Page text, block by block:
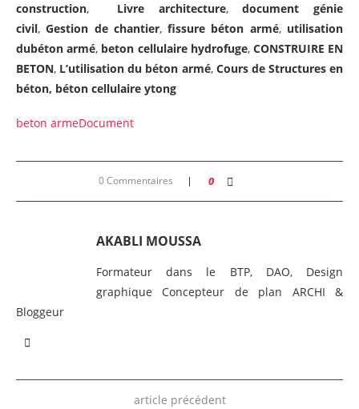
construction, Livre architecture,document génie
civil,Gestion de chantier,fissure béton armé, utilisation
dubéton armé, beton cellulaire hydrofuge, CONSTRUIRE EN
BETON, L’utilisation du béton armé, Cours de Structures en
béton, béton cellulaire ytong
beton armeDocument
0 Commentaires 0
AKABLI MOUSSA
Formateur dans le BTP, DAO, Design
graphique Concepteur de plan ARCHI &
Bloggeur
article précédent